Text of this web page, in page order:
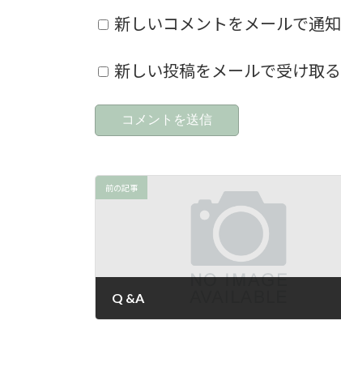
新しいコメントをメールで通知
新しい投稿をメールで受け取る
前の記事
Q &A